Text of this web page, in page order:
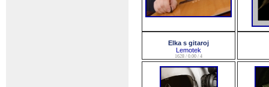
Elka s gitaroj
Lemotek
1628 / 0.00 / 4